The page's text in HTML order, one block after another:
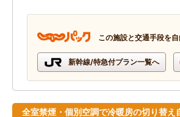
この施設と交通手段を
新幹線/特急付プラン一覧へ
全室禁煙・個別空調で冷暖房の切り替え